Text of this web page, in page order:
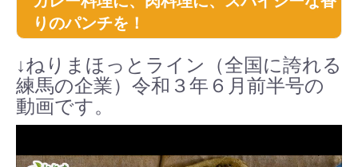
りのパンチを！
↓ねりまほっとライン（全国に誇れる
練馬の企業）令和３年６月前半号の
動画です。